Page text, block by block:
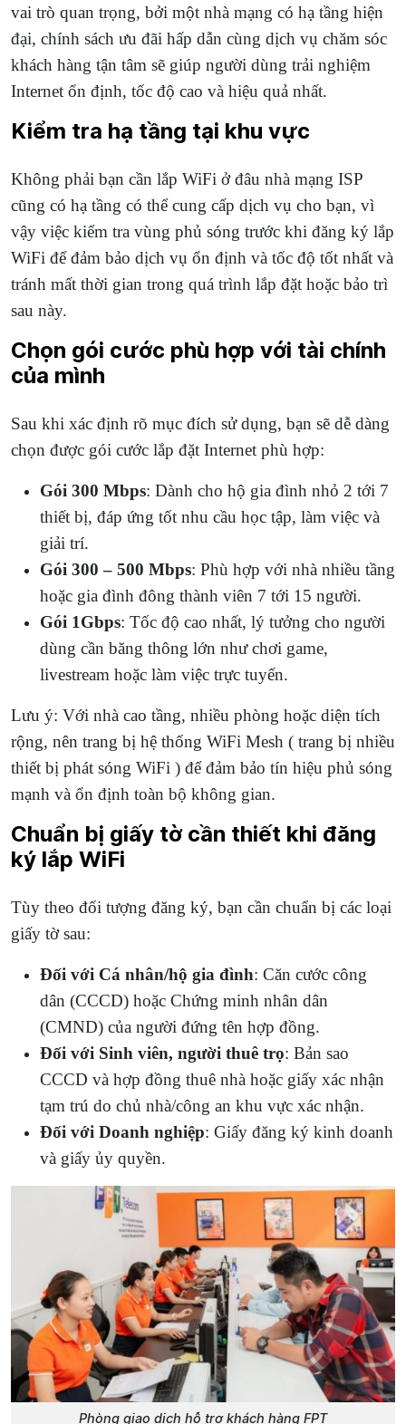
vai trò quan trọng, bởi một nhà mạng có hạ tầng hiện
đại, chính sách ưu đãi hấp dẫn cùng dịch vụ chăm sóc
khách hàng tận tâm sẽ giúp người dùng trải nghiệm
Internet ổn định, tốc độ cao và hiệu quả nhất.
Kiểm tra hạ tầng tại khu vực
Không phải bạn cần lắp WiFi ở đâu nhà mạng ISP
cũng có hạ tầng có thể cung cấp dịch vụ cho bạn, vì
vậy việc kiểm tra vùng phủ sóng trước khi đăng ký lắp
WiFi để đảm bảo dịch vụ ổn định và tốc độ tốt nhất và
tránh mất thời gian trong quá trình lắp đặt hoặc bảo trì
sau này.
Chọn gói cước phù hợp với tài chính
của mình
Sau khi xác định rõ mục đích sử dụng, bạn sẽ dễ dàng
chọn được gói cước lắp đặt Internet phù hợp:
Gói 300 Mbps: Dành cho hộ gia đình nhỏ 2 tới 7
thiết bị, đáp ứng tốt nhu cầu học tập, làm việc và
giải trí.
Gói 300 – 500 Mbps: Phù hợp với nhà nhiều tầng
hoặc gia đình đông thành viên 7 tới 15 người.
Gói 1Gbps: Tốc độ cao nhất, lý tưởng cho người
dùng cần băng thông lớn như chơi game,
livestream hoặc làm việc trực tuyến.
Lưu ý: Với nhà cao tầng, nhiều phòng hoặc diện tích
rộng, nên trang bị hệ thống WiFi Mesh ( trang bị nhiều
thiết bị phát sóng WiFi ) để đảm bảo tín hiệu phủ sóng
mạnh và ổn định toàn bộ không gian.
Chuẩn bị giấy tờ cần thiết khi đăng
ký lắp WiFi
Tùy theo đối tượng đăng ký, bạn cần chuẩn bị các loại
giấy tờ sau:
Đối với Cá nhân/hộ gia đình: Căn cước công
dân (CCCD) hoặc Chứng minh nhân dân
(CMND) của người đứng tên hợp đồng.
Đối với Sinh viên, người thuê trọ: Bản sao
CCCD và hợp đồng thuê nhà hoặc giấy xác nhận
tạm trú do chủ nhà/công an khu vực xác nhận.
Đối với Doanh nghiệp: Giấy đăng ký kinh doanh
và giấy ủy quyền.
Phòng giao dịch hỗ trợ khách hàng FPT